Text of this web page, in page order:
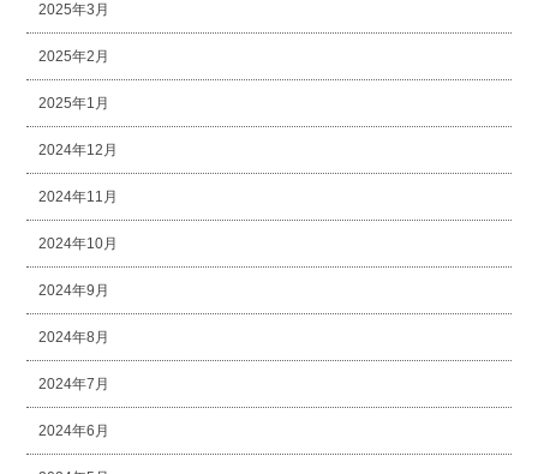
2025年3月
2025年2月
2025年1月
2024年12月
2024年11月
2024年10月
2024年9月
2024年8月
2024年7月
2024年6月